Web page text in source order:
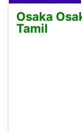
Osaka
Tamil